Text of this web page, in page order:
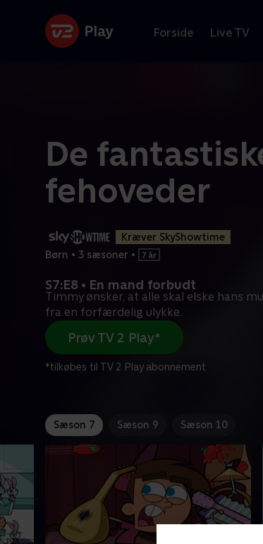
Forside Live TV
De
fehoveder
Kræver SkyShowtime
Børn • 3 sæsoner •
S7:E8 • En mand forbudt
Timmy ønsker, at alle skal elske hans
fra en forfærdelig ulykke.
Prøv TV 2 Play*
*tilkøbes til TV 2 Play abonnement
Sæson 7 Sæson 9 Sæson 10